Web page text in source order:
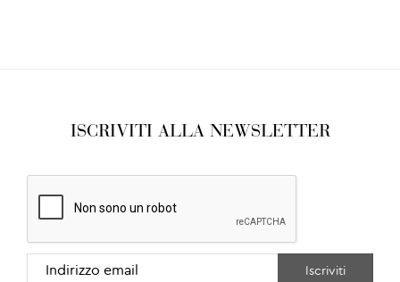
ISCRIVITI ALLA NEWSLETTER